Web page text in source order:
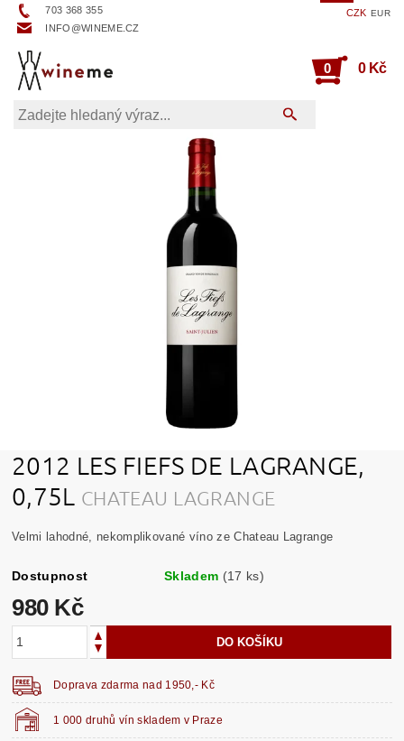
703 368 355
INFO@WINEME.CZ
CZK EUR
0 0 Kč
2012 LES FIEFS DE LAGRANGE,
0,75L CHATEAU LAGRANGE
Velmi lahodné, nekomplikované víno ze Chateau Lagrange
Dostupnost Skladem (17 ks)
980 Kč
1 000 druhů vín skladem v Praze
Doprava zdarma nad 1950,- Kč